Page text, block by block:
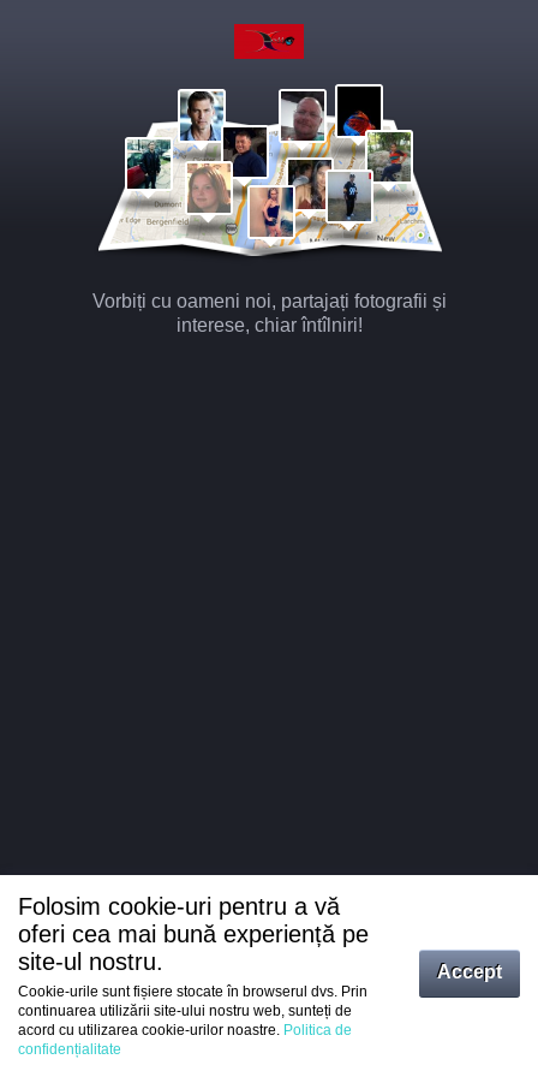
Vorbiți cu oameni noi, partajați fotografii și
interese, chiar întîlniri!
Intrați
Folosim cookie-uri pentru a vă
oferi cea mai bună experiență pe
site-ul nostru.
Cookie-urile sunt fișiere stocate în browserul dvs. Prin
continuarea utilizării site-ului nostru web, sunteți de
acord cu utilizarea cookie-urilor noastre. Politica de
confidențialitate
Accept